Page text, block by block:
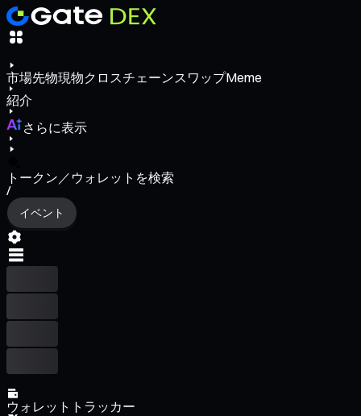
市場先物現物クロスチェーンスワップMeme
紹介
さらに表示
トークン／ウォレットを検索
/
イベント
ウォレットトラッカー